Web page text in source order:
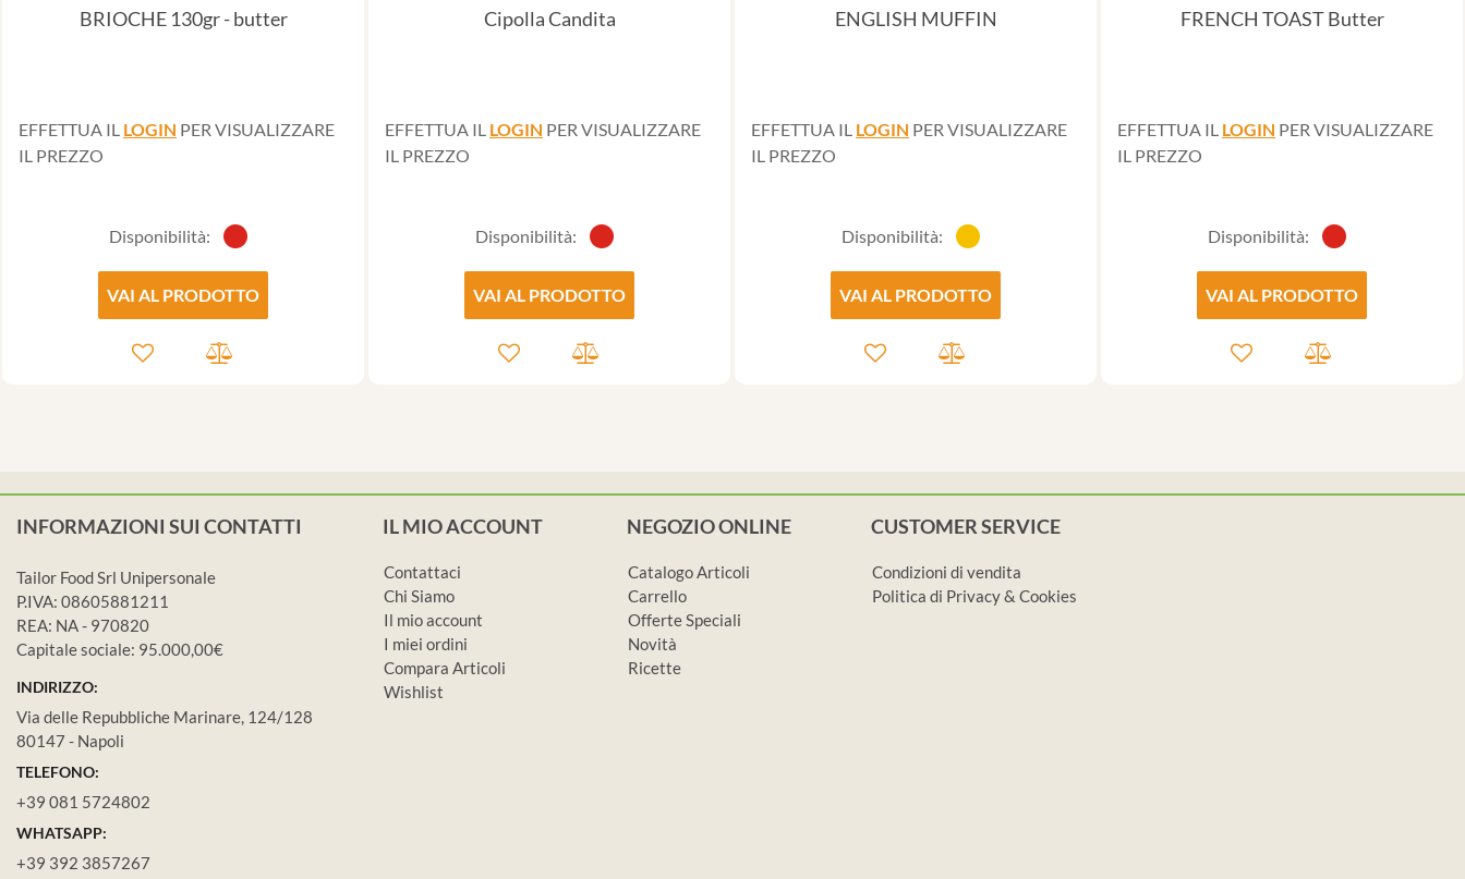
BRIOCHE 130gr - butter
EFFETTUA IL LOGIN PER VISUALIZZARE
IL PREZZO
Disponibilità:
VAI AL PRODOTTO
Cipolla Candita
EFFETTUA IL LOGIN PER VISUALIZZARE
IL PREZZO
Disponibilità:
VAI AL PRODOTTO
ENGLISH MUFFIN
EFFETTUA IL LOGIN PER VISUALIZZARE
IL PREZZO
Disponibilità:
VAI AL PRODOTTO
FRENCH TOAST Butter
EFFETTUA IL LOGIN PER VISUALIZZARE
IL PREZZO
Disponibilità:
VAI AL PRODOTTO
INFORMAZIONI SUI CONTATTI
Tailor Food Srl Unipersonale
P.IVA: 08605881211
REA: NA - 970820
Capitale sociale: 95.000,00€
INDIRIZZO:
Via delle Repubbliche Marinare, 124/128
80147 - Napoli
TELEFONO:
+39 081 5724802
WHATSAPP:
+39 392 3857267
IL MIO ACCOUNT
Contattaci
Chi Siamo
Il mio account
I miei ordini
Compara Articoli
Wishlist
NEGOZIO ONLINE
Catalogo Articoli
Carrello
Offerte Speciali
Novità
Ricette
CUSTOMER SERVICE
Condizioni di vendita
Politica di Privacy & Cookies